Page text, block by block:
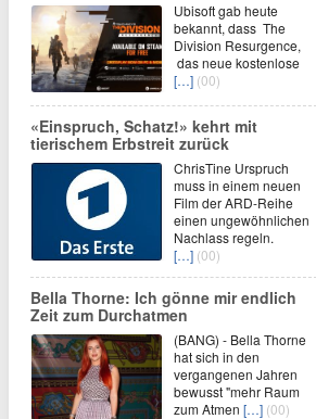
Ubisoft gab heute
bekannt, dass The
Division Resurgence,
das neue kostenlose
[…] (00)
«Einspruch, Schatz!» kehrt mit
tierischem Erbstreit zurück
ChrisTine Urspruch
muss in einem neuen
Film der ARD-Reihe
einen ungewöhnlichen
Nachlass regeln.
[…] (00)
Bella Thorne: Ich gönne mir endlich
Zeit zum Durchatmen
(BANG) - Bella Thorne
hat sich in den
vergangenen Jahren
bewusst "mehr Raum
zum Atmen […] (00)